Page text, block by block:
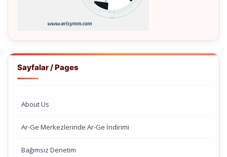
Sayfalar / Pages
About Us
Ar-Ge Merkezlerinde Ar-Ge İndirimi
Bağımsız Denetim